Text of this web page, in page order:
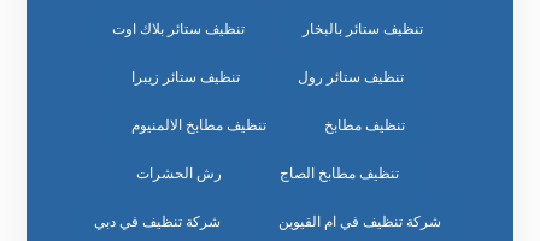
تنظيف ستائر بالبخار تنظيف ستائر بلاك اوت
تنظيف ستائر رول تنظيف ستائر زيبرا
تنظيف مطابخ تنظيف مطابخ الالمنيوم
تنظيف مطابخ الصاج رش الحشرات
شركة تنظيف في ام القيوين شركة تنظيف في دبي